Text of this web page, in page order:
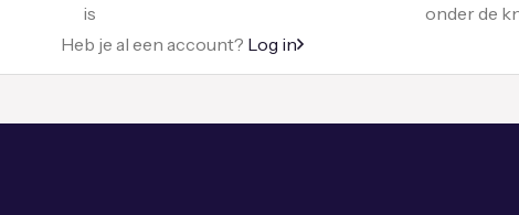
is
onder de
Heb je al een account? Log in